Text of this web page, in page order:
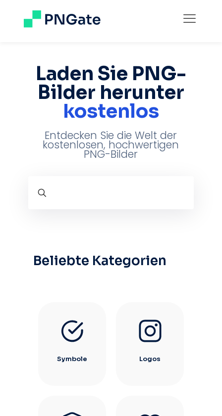
Laden Sie PNG-
Bilder herunter
kostenlos
Entdecken Sie die Welt der
kostenlosen, hochwertigen
PNG-Bilder
Beliebte Kategorien
Symbole Logos